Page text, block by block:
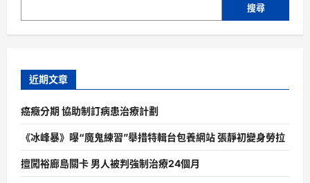
搜尋
近期文章
癌癥分期 協助制訂病患治療計劃
《冰峰暴》曝“魔鬼練習”舉措特輯台包養網站 張靜初變身勞拉
擅闖裕廊島關卡 男人被判強制治療24個月